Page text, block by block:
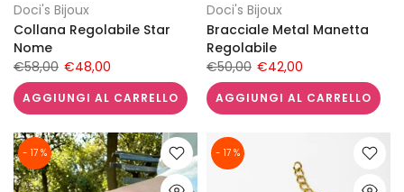
Doci's Bijoux
Collana Regolabile Star
Nome
€58,00 €48,00
AGGIUNGI AL CARRELLO
Doci's Bijoux
Bracciale Metal Manetta
Regolabile
€50,00 €42,00
AGGIUNGI AL CARRELLO
- 17 % - 17 %